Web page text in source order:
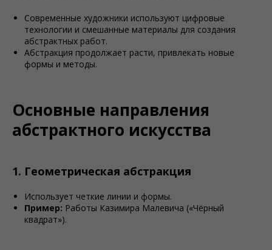
Современные художники используют цифровые
технологии и смешанные материалы для создания
абстрактных работ.
Абстракция продолжает расти, привлекать новые
формы и методы.
Основные направления
абстрактного искусства
1. Геометрическая абстракция
Использует четкие линии и формы.
Пример: Работы Казимира Малевича («Чёрный
квадрат»).